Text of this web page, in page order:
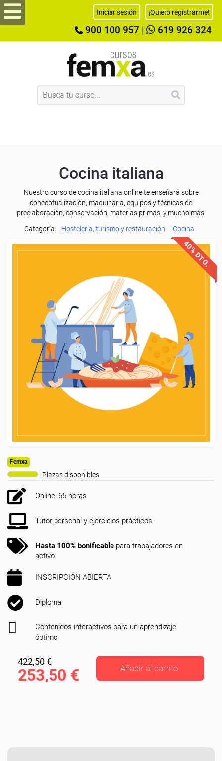
Iniciar sesión ¡Quiero registrarme!
900 100 957 619 926 324
Cocina italiana
Nuestro curso de cocina italiana online te enseñará sobre
conceptualización, maquinaria, equipos y técnicas de
preelaboración, conservación, materias primas, y mucho más.
Categoría:
Hostelería, turismo y restauración Cocina
40% DTO.
Femxa
Plazas disponibles
Online, 65 horas
Tutor personal y ejercicios prácticos
Hasta 100% bonificable para trabajadores en
activo
INSCRIPCIÓN ABIERTA
Diploma
Contenidos interactivos para un aprendizaje
óptimo
422,50 €
253,50 € Añadir al carrito